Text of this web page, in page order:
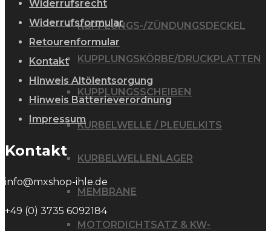
KUPPLUNGS-/ZÜNDUNGSDECKEL
KUPPLUNGSKÖRBE/DRUCKPLATTEN
KUPPLUNGSSCHEIBEN
KURBELWELLE / PLEUELKITS
KURBELWELLENLAGER
MEMBRANE
MOTORDICHTSATZ & KW-
Widerrufsrecht
Widerrufsformular
Retourenformular
Kontakt
Hinweis Altölentsorgung
Hinweis Batterieverordnung
Impressum
Kontakt
info@mxshop-ihle.de
+49 (0) 3735 6092184